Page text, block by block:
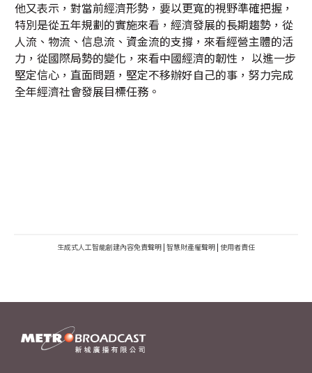
他又表示，對當前經濟形勢，要以更寬的視野準確把握，
特別是從五年規劃的實施來看，經濟發展的長期趨勢，從
人流、物流、信息流、資金流的支撐，來看經營主體的活
力，從國際局勢的變化，來看中國經濟的韌性， 以進一步
堅定信心，直面問題，堅定不移辦好自己的事，努力完成
全年經濟社會發展目標任務。
生成式人工智能創建內容免責聲明 | 智慧財產權聲明 | 使用者責任